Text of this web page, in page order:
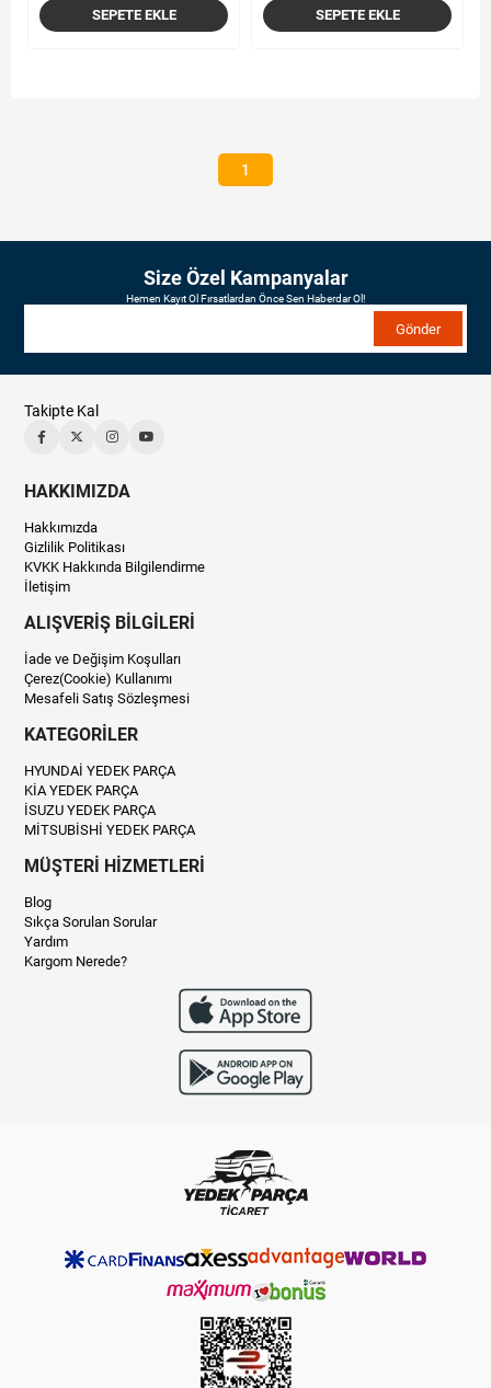
SEPETE EKLE SEPETE EKLE
1
Size Özel Kampanyalar
Hemen Kayıt Ol Fırsatlardan Önce Sen Haberdar Ol!
Gönder
Takipte Kal
HAKKIMIZDA
Hakkımızda
Gizlilik Politikası
KVKK Hakkında Bilgilendirme
İletişim
ALIŞVERİŞ BİLGİLERİ
İade ve Değişim Koşulları
Çerez(Cookie) Kullanımı
Mesafeli Satış Sözleşmesi
KATEGORİLER
HYUNDAİ YEDEK PARÇA
KİA YEDEK PARÇA
İSUZU YEDEK PARÇA
MİTSUBİSHİ YEDEK PARÇA
MÜŞTERİ HİZMETLERİ
Blog
Sıkça Sorulan Sorular
Yardım
Kargom Nerede?